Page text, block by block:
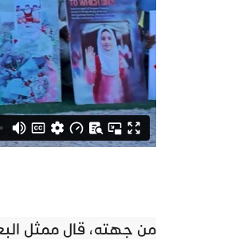
من جهته، قال ممثل